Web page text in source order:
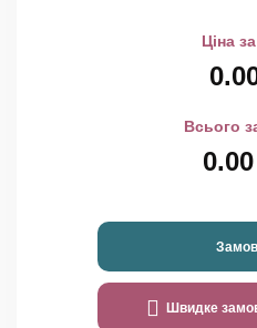
Ціна
Всього
0.00
Швидке